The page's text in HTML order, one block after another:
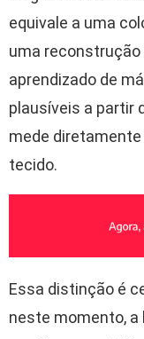
equivale a uma
uma
aprendizado de
plausíveis a partir
mede
tecido.
Essa distinção é
neste momento, a